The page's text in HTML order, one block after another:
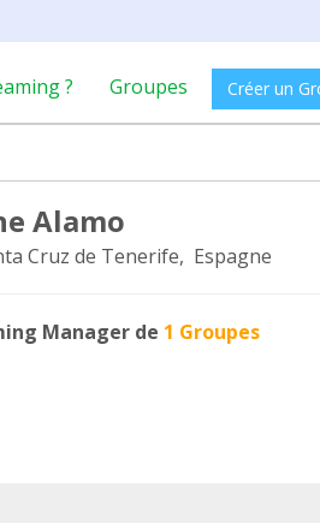
? Groupes Créer un
Alamo
Cruz de Tenerife, Espagne
Manager de 1 Groupes